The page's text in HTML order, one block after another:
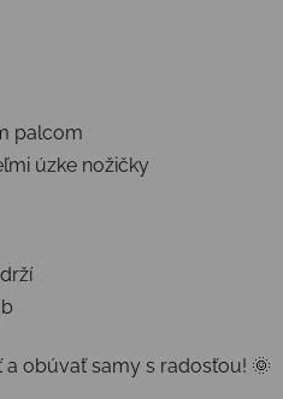
palcom
úzke nožičky
obúvať samy s radosťou! 🌞